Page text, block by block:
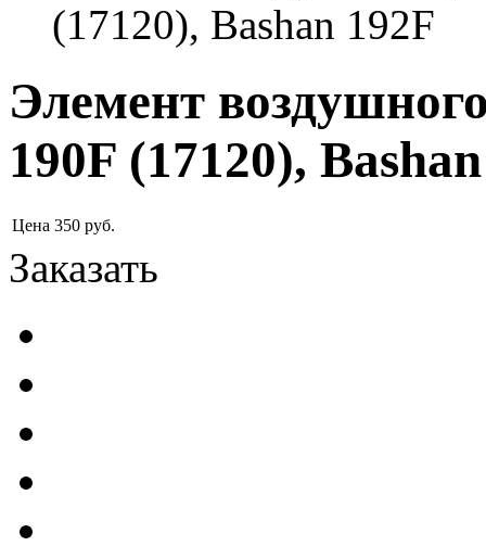
(17120), Bashan 192F
Элемент
190F (17120),
Цена 350 руб.
Заказать